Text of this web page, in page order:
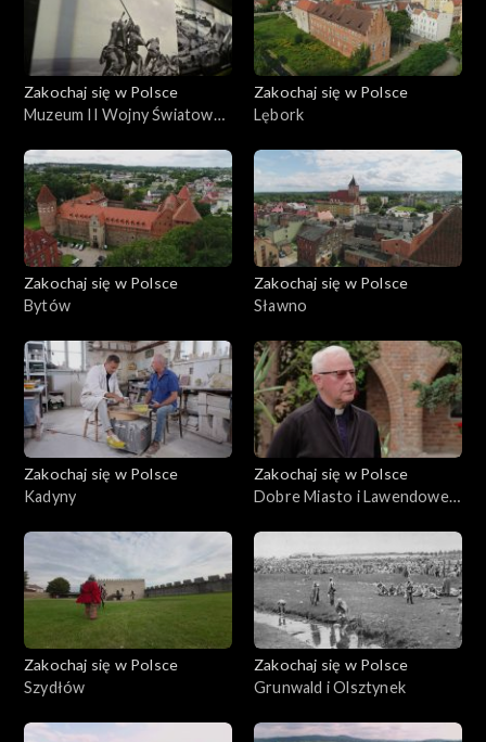
Zakochaj się w Polsce
Muzeum II Wojny Światowej
Zakochaj się w Polsce
Lębork
Zakochaj się w Polsce
Bytów
Zakochaj się w Polsce
Sławno
Zakochaj się w Polsce
Kadyny
Zakochaj się w Polsce
Dobre Miasto i Lawendowe
Zakochaj się w Polsce
Szydłów
Zakochaj się w Polsce
Grunwald i Olsztynek